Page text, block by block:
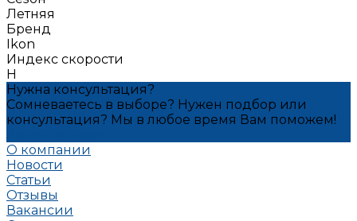
Летняя
Бренд
Ikon
Индекс скорости
H
Нужна консультация?
Сомневаетесь в выборе? Нужен подбор или
консультация? Мы в любое время Вам поможем!
О компании
Новости
Статьи
Отзывы
Вакансии